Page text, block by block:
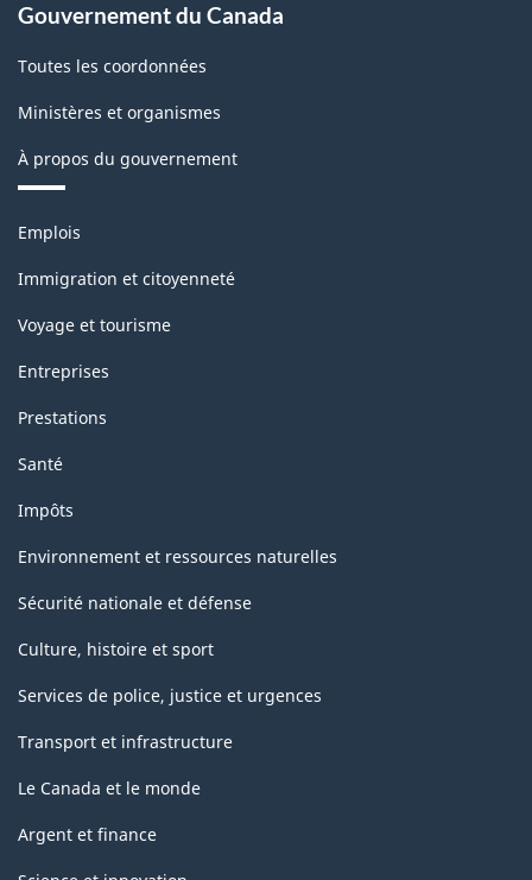
-
PDF,
143.47
Gouvernement du Canada
Toutes les coordonnées
Ministères et organismes
À propos du gouvernement
Thèmes
sujets
Emplois
Immigration et citoyenneté
Voyage et tourisme
Entreprises
Prestations
Santé
Impôts
Environnement et ressources naturelles
Sécurité nationale et défense
Culture, histoire et sport
Services de police, justice et urgences
Transport et infrastructure
Le Canada et le monde
Argent et finance